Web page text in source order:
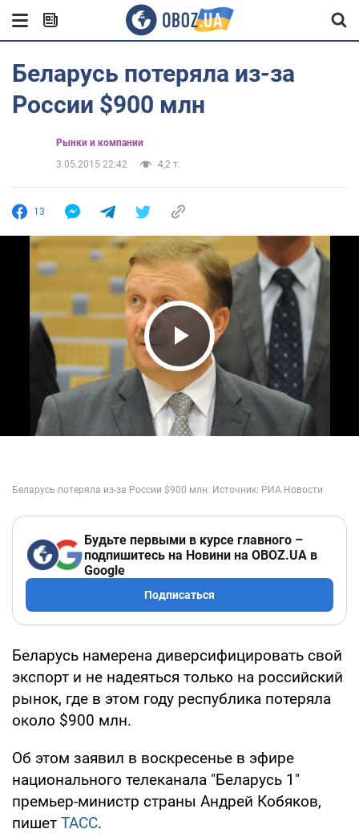
Беларусь потеряла из-за
России $900 млн
Рынки и компании
3.05.2015 22:42
4,2 т.
13
Play Video
Будьте первыми в курсе главного –
подпишитесь на Новини на OBOZ.UA в
Google
Подписаться
Беларусь намерена диверсифицировать свой
экспорт и не надеяться только на российский
рынок, где в этом году республика потеряла
около $900 млн.
Об этом заявил в воскресенье в эфире
национального телеканала "Беларусь 1"
премьер-министр страны Андрей Кобяков,
пишет ТАСС.